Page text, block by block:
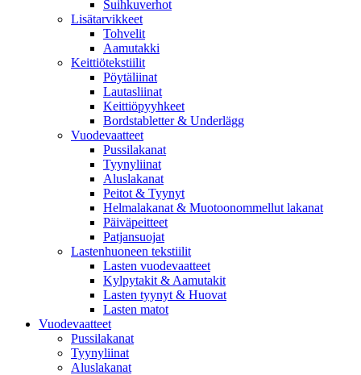
Suihkuverhot
Lisätarvikkeet
Tohvelit
Aamutakki
Keittiötekstiilit
Pöytäliinat
Lautasliinat
Keittiöpyyhkeet
Bordstabletter & Underlägg
Vuodevaatteet
Pussilakanat
Tyynyliinat
Aluslakanat
Peitot & Tyynyt
Helmalakanat & Muotoonommellut lakanat
Päiväpeitteet
Patjansuojat
Lastenhuoneen tekstiilit
Lasten vuodevaatteet
Kylpytakit & Aamutakit
Lasten tyynyt & Huovat
Lasten matot
Vuodevaatteet
Pussilakanat
Tyynyliinat
Aluslakanat